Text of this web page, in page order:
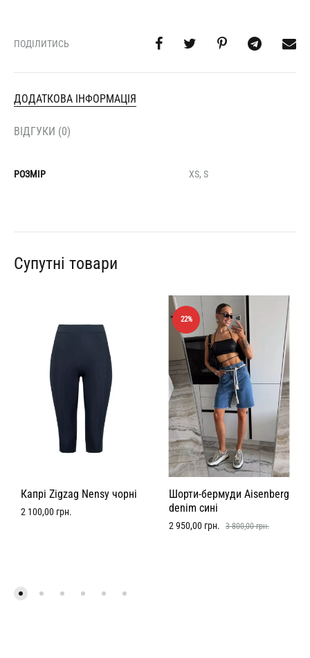
ПОДІЛИТИСЬ
ДОДАТКОВА ІНФОРМАЦІЯ
ВІДГУКИ (0)
РОЗМІР XS, S
Супутні товари
Капрі Zigzag Nensy чорні
2 100,00 грн.
22%
Шорти-бермуди Aisenberg
denim сині
2 950,00 грн. 3 800,00грн.